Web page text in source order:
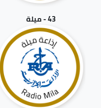
43 - ميلة